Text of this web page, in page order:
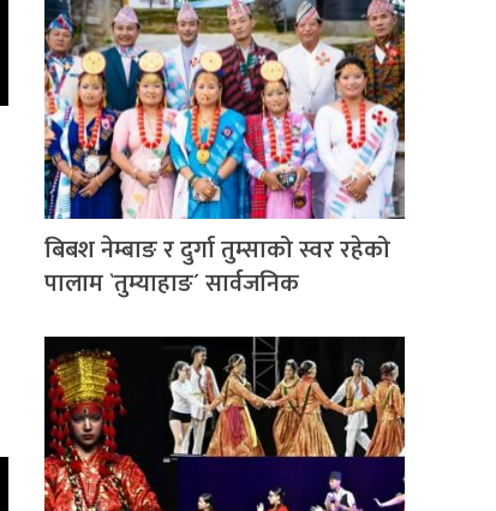
बिबश नेम्बाङ र दुर्गा तुम्साको स्वर रहेको
पालाम `तुम्याहाङ´ सार्वजनिक